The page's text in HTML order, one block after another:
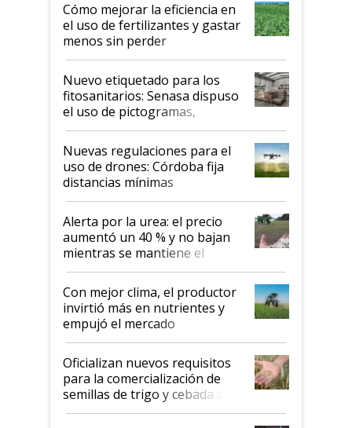
Cómo mejorar la eficiencia en
el uso de fertilizantes y gastar
menos sin perder
productividad en la campaña
fina
Nuevo etiquetado para los
fitosanitarios: Senasa dispuso
el uso de pictogramas,
palabras de advertencia e
indicaciones
Nuevas regulaciones para el
uso de drones: Córdoba fija
distancias mínimas
Alerta por la urea: el precio
aumentó un 40 % y no bajan
mientras se mantiene el
conflicto en Medio Oriente
Con mejor clima, el productor
invirtió más en nutrientes y
empujó el mercado
Oficializan nuevos requisitos
para la comercialización de
semillas de trigo y cebada a
granel